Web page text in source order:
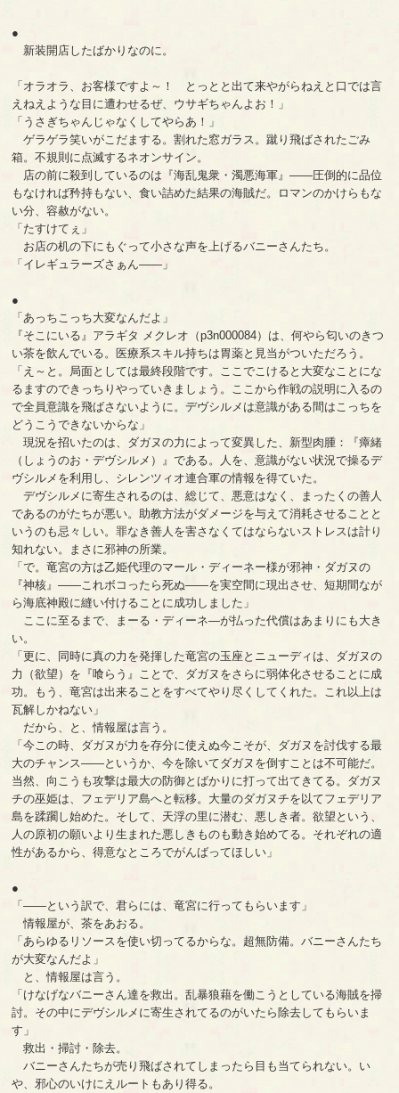
●
新装開店したばかりなのに。
「オラオラ、お客様ですよ～！ とっとと出て来やがらねえと口では言
えねえような目に遭わせるぜ、ウサギちゃんよお！」
「うさぎちゃんじゃなくしてやらあ！」
ゲラゲラ笑いがこだまする。割れた窓ガラス。蹴り飛ばされたごみ
箱。不規則に点滅するネオンサイン。
店の前に殺到しているのは『海乱鬼衆・濁悪海軍』――圧倒的に品位
もなければ矜持もない、食い詰めた結果の海賊だ。ロマンのかけらもな
い分、容赦がない。
「たすけてぇ」
お店の机の下にもぐって小さな声を上げるバニーさんたち。
「イレギュラーズさぁん――」
●
「あっちこっち大変なんだよ」
『そこにいる』アラギタ メクレオ（p3n000084）は、何やら匂いのきつ
い茶を飲んでいる。医療系スキル持ちは胃薬と見当がついただろう。
「え～と。局面としては最終段階です。ここでこけると大変なことにな
るますのできっちりやっていきましょう。ここから作戦の説明に入るの
で全員意識を飛ばさないように。デヴシルメは意識がある間はこっちを
どうこうできないからな」
現況を招いたのは、ダガヌの力によって変異した、新型肉腫：『瘴緒
（しょうのお・デヴシルメ）』である。人を、意識がない状況で操るデ
ヴシルメを利用し、シレンツィオ連合軍の情報を得ていた。
デヴシルメに寄生されるのは、総じて、悪意はなく、まったくの善人
であるのがたちが悪い。助教方法がダメージを与えて消耗させることと
いうのも忌々しい。罪なき善人を害さなくてはならないストレスは計り
知れない。まさに邪神の所業。
「で。竜宮の方は乙姫代理のマール・ディーネー様が邪神・ダガヌの
『神核』――これボコったら死ぬ――を実空間に現出させ、短期間なが
ら海底神殿に縫い付けることに成功しました」
ここに至るまで、まーる・ディーネ―が払った代償はあまりにも大き
い。
「更に、同時に真の力を発揮した竜宮の玉座とニューディは、ダガヌの
力（欲望）を『喰らう』ことで、ダガヌをさらに弱体化させることに成
功。もう、竜宮は出来ることをすべてやり尽くしてくれた。これ以上は
瓦解しかねない」
だから、と、情報屋は言う。
「今この時、ダガヌが力を存分に使えぬ今こそが、ダガヌを討伐する最
大のチャンス――というか、今を除いてダガヌを倒すことは不可能だ。
当然、向こうも攻撃は最大の防御とばかりに打って出てきてる。ダガヌ
チの巫姫は、フェデリア島へと転移。大量のダガヌチを以てフェデリア
島を蹂躙し始めた。そして、天浮の里に潜む、悪しき者。欲望という、
人の原初の願いより生まれた悪しきものも動き始めてる。それぞれの適
性があるから、得意なところでがんばってほしい」
●
「――という訳で、君らには、竜宮に行ってもらいます」
情報屋が、茶をあおる。
「あらゆるリソースを使い切ってるからな。超無防備。バニーさんたち
が大変なんだよ」
と、情報屋は言う。
「けなげなバニーさん達を救出。乱暴狼藉を働こうとしている海賊を掃
討。その中にデヴシルメに寄生されてるのがいたら除去してもらいま
す」
救出・掃討・除去。
バニーさんたちが売り飛ばされてしまったら目も当てられない。い
や、邪心のいけにえルートもあり得る。